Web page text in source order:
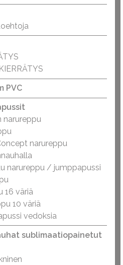
PVC
narureppu
narureppu
narureppu / jumppapussi
16 väriä
10 väriä
vedoksia
sublimaatiopainetut